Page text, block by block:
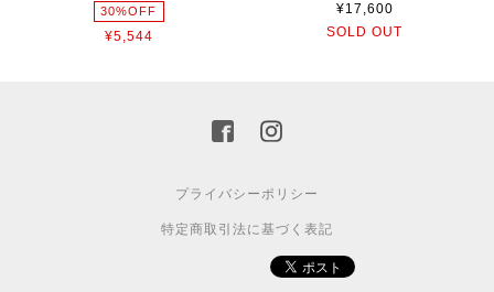
30%OFF
¥5,544
¥17,600
SOLD OUT
プライバシーポリシー
特定商取引法に基づく表記